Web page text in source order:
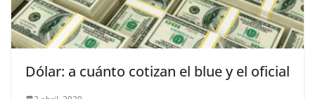
Dólar: a cuánto cotizan el blue y el oficial